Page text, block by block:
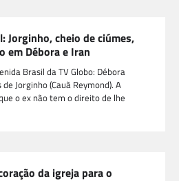
Jorginho, cheio de ciúmes,
em Débora e Iran
Brasil da TV Globo: Débora
Jorginho (Cauã Reymond). A
o ex não tem o direito de lhe
da igreja para o